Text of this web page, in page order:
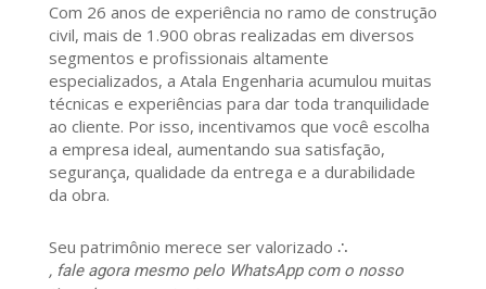
Com 26 anos de experiência no ramo de construção
civil, mais de 1.900 obras realizadas em diversos
segmentos e profissionais altamente
especializados, a Atala Engenharia acumulou muitas
técnicas e experiências para dar toda tranquilidade
ao cliente. Por isso, incentivamos que você escolha
a empresa ideal, aumentando sua satisfação,
segurança, qualidade da entrega e a durabilidade
da obra.
Seu patrimônio merece ser valorizado ∴
, fale agora mesmo pelo WhatsApp com o nosso